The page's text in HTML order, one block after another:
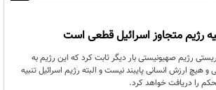
رژیم متجاوز اسرائیل قطعی است
رژیم صهیونیستی بار دیگر ثابت کرد که این رژیم به
و هیچ ارزش انسانی پایبند نیست و البته رژیم اسرائیل تنبیه
را دریافت خواهد کرد.